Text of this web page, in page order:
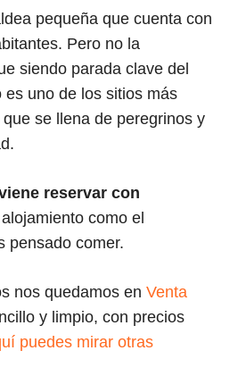
pequeña que cuenta con
Pero no la
siendo parada clave del
es uno de los sitios más
se llena de peregrinos y
reservar con
como el
pensado comer.
nos quedamos en Venta
y limpio, con precios
puedes mirar otras